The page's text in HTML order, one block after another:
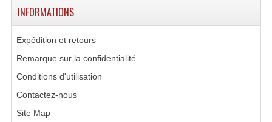
Multi-Effets, Reverbes Etc...
Peripheriques Traitements Et Accessoires
INFORMATIONS
Expédition et retours
Remarque sur la confidentialité
Conditions d'utilisation
Contactez-nous
Site Map